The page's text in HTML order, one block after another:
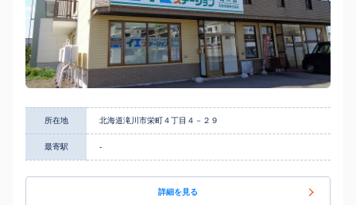
所在地 北海道滝川市栄町４丁目４－２９
最寄駅 -
詳細を見る